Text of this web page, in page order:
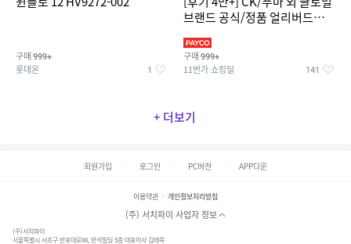
구매 999+
롯데온 1
브랜드 공식/정품 얼리버드
구매 999+
11번가 쇼킹딜 141
+ 더보기
회원가입 로그인 PC버전 APP다운
이용약관 개인정보처리방침
(주) 서치파이 사업자 정보
(주)서치파이
서울특별시 서초구 반포대로88, 반석빌딩 5층 대표이사 김태묵